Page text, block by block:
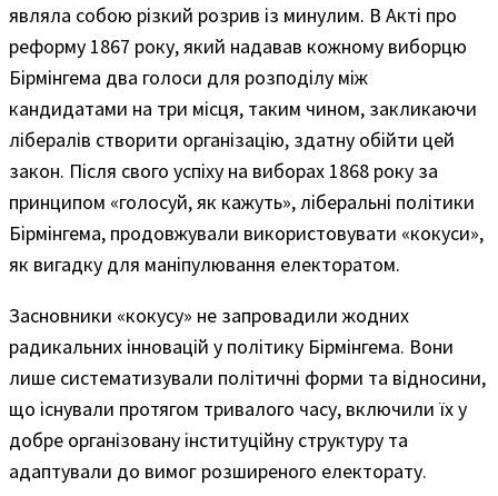
являла собою різкий розрив із минулим. В Акті про
реформу 1867 року, який надавав кожному виборцю
Бірмінгема два голоси для розподілу між
кандидатами на три місця, таким чином, закликаючи
лібералів створити організацію, здатну обійти цей
закон. Після свого успіху на виборах 1868 року за
принципом «голосуй, як кажуть», ліберальні політики
Бірмінгема, продовжували використовувати «кокуси»,
як вигадку для маніпулювання електоратом.
Засновники «кокусу» не запровадили жодних
радикальних інновацій у політику Бірмінгема. Вони
лише систематизували політичні форми та відносини,
що існували протягом тривалого часу, включили їх у
добре організовану інституційну структуру та
адаптували до вимог розширеного електорату.